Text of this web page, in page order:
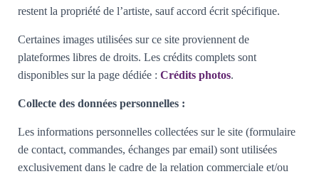
restent la propriété de l’artiste, sauf accord écrit spécifique.
Certaines images utilisées sur ce site proviennent de
plateformes libres de droits. Les crédits complets sont
disponibles sur la page dédiée : Crédits photos.
Collecte des données personnelles :
Les informations personnelles collectées sur le site (formulaire
de contact, commandes, échanges par email) sont utilisées
exclusivement dans le cadre de la relation commerciale et/ou